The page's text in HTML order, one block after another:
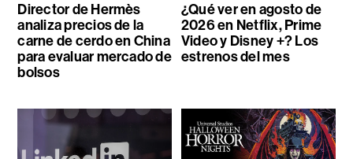
Director de Hermès
analiza precios de la
carne de cerdo en China
para evaluar mercado de
bolsos
¿Qué ver en agosto de
2026 en Netflix, Prime
Video y Disney +? Los
estrenos del mes